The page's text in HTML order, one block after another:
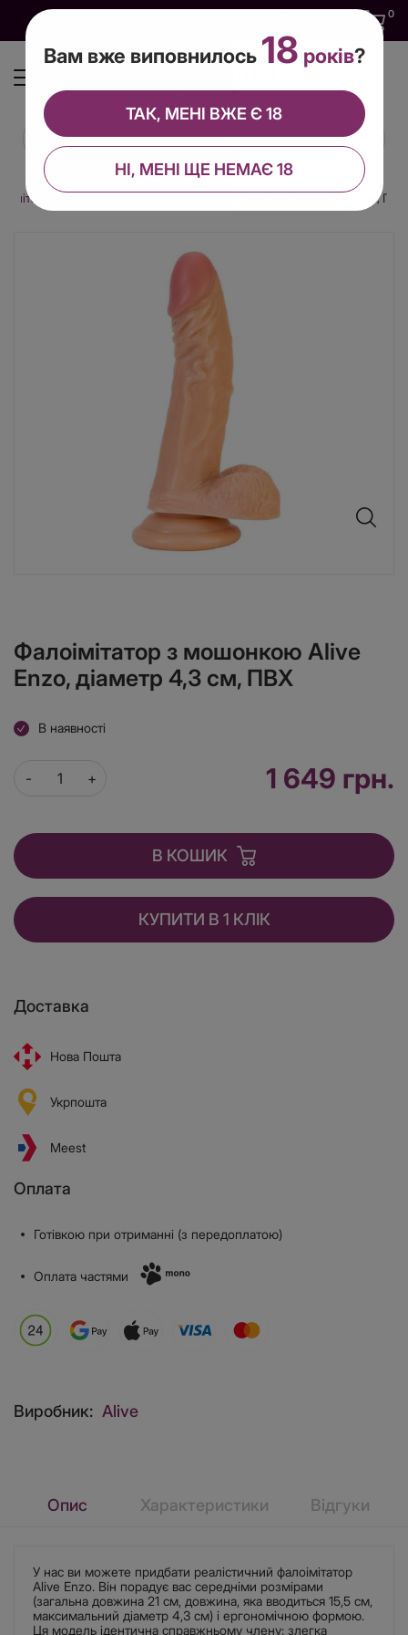
0
Фалоімітатор з мошонкою Alive Enzo, діаметр 4,3 см, ПВХ
Фалоімітатор з мошонкою Alive
Enzo, діаметр 4,3 см, ПВХ
В наявності
1 649 грн.
В КОШИК
КУПИТИ В 1 КЛІК
Доставка
Нова Пошта
Укрпошта
Meest
Оплата
Готівкою при отриманні (з передоплатою)
Оплата частями
Виробник: Alive
Опис Характеристики Відгуки
У нас ви можете придбати реалістичний фалоімітатор
Alive Enzo. Він порадує вас середніми розмірами
(загальна довжина 21 см, довжина, яка вводиться 15,5 см,
максимальний діаметр 4,3 см) і ергономічною формою.
Ця модель ідентична справжньому члену: злегка
Вам вже виповнилось 18 років?
НІ, МЕНІ ЩЕ НЕМАЄ 18
ТАК, МЕНІ ВЖЕ Є 18